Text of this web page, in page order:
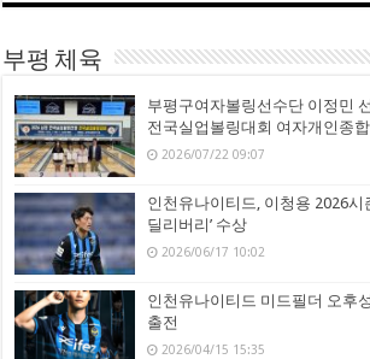
부평 체육
부평구여자볼링선수단 이정민
전국실업볼링대회 여자개인종
2026/07/22 09:07
인천유나이티드, 이청용 2026시
딜리버리’ 수상
2026/06/17 10:02
인천유나이티드 미드필더 오후
출전
2026/04/15 15:35